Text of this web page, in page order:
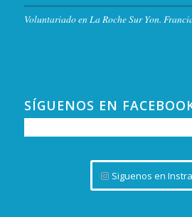
Voluntariado en La Roche Sur Yon.
SÍGUENOS EN
Siguenos en